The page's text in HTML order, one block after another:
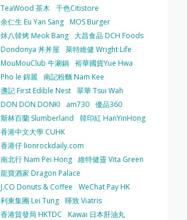
TeaWood 茶木 千色Citistore
余仁生 Eu Yan Sang MOS Burger
炑八韓烤 Meok Bang 大昌食品 DCH Foods
Dondonya 丼丼屋
萊特維健 Wright Life
MouMouClub 牛涮鍋 裕華國貨Yue Hwa
Pho le 錦麗 南記粉麵 Nam Kee
盞記 First Edible Nest 翠華 Tsui Wah
DON DON DONKI
am730 優品360
斯林百蘭 Slumberland
韓印紅 HanYinHong
香港中文大學 CUHK
香港仔 lionrockdaily.com
南北行 Nam Pei Hong 維特健靈 Vita Green
龍寶酒家 Dragon Palace
J.CO Donuts & Coffee
WeChat Pay HK
利東集團 Lei Tung 暉致 Viatris
香港貿發局 HKTDC
Kawai 日本肝油丸